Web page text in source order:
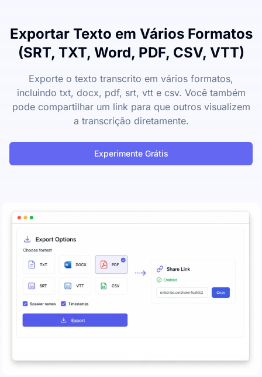
Exportar Texto em Vários Formatos
(SRT, TXT, Word, PDF, CSV, VTT)
Exporte o texto transcrito em vários formatos,
incluindo txt, docx, pdf, srt, vtt e csv. Você também
pode compartilhar um link para que outros visualizem
a transcrição diretamente.
Experimente Grátis